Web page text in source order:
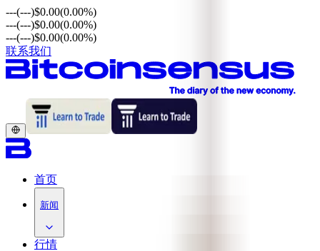
---(---)$0.00(0.00%)
---(---)$0.00(0.00%)
---(---)$0.00(0.00%)
联系我们
首页
新闻
行情